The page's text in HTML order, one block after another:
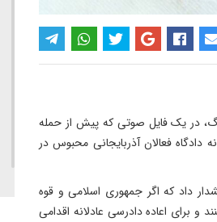
در یک فایل صوتی که پیش از حمله
دادگاه فعالان آذربایجانی محبوس در
داد که اگر جمهوری اسلامی و قوه
و برای اعاده دادرسی عادلانه اقدامی